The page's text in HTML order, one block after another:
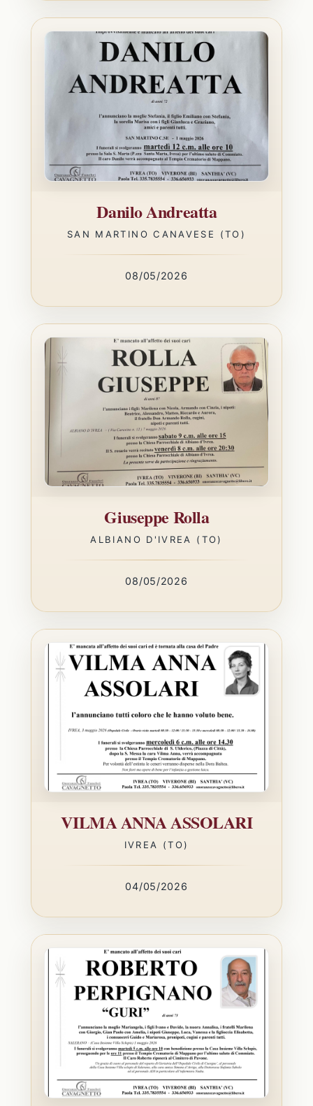
Danilo Andreatta
SAN MARTINO CANAVESE (TO)
08/05/2026
Giuseppe Rolla
ALBIANO D'IVREA (TO)
08/05/2026
VILMA ANNA ASSOLARI
IVREA (TO)
04/05/2026